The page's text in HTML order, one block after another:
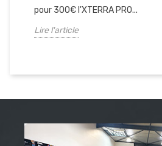
pour 300€ l'XTERRA PRO...
Lire l'article